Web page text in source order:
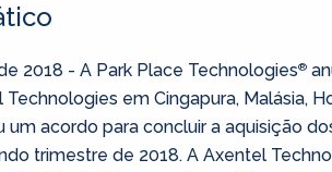
2018 - A Park Place Technologies®
em Cingapura, Malásia,
acordo para concluir a aquisição
trimestre de 2018. A Axentel